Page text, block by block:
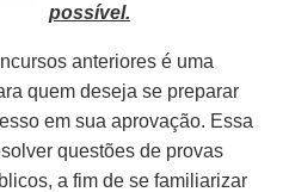
possível.
anteriores é uma
quem deseja se preparar
em sua aprovação. Essa
questões de provas
a fim de se familiarizar